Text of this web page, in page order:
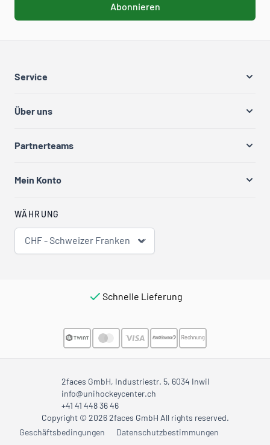
Abonnieren
Service
Über uns
Partnerteams
Mein Konto
WÄHRUNG
CHF - Schweizer Franken
Schnelle Lieferung
2faces GmbH, Industriestr. 5, 6034 Inwil
info@unihockeycenter.ch
+41 41 448 36 46
Copyright © 2026 2faces GmbH All rights reserved.
Geschäftsbedingungen
Datenschutzbestimmungen